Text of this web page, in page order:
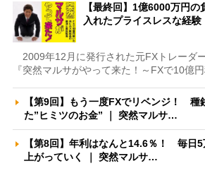
【最終回】1億6000万円
入れたプライスレスな経
2009年12月に発行された元FXトレーダ
『突然マルサがやって来た！～FXで10億
【第9回】もう一度FXでリベンジ！ 種
た”ヒミツのお金” ｜ 突然マルサ…
【第8回】年利はなんと14.6％！ 毎日
上がっていく ｜ 突然マルサ…